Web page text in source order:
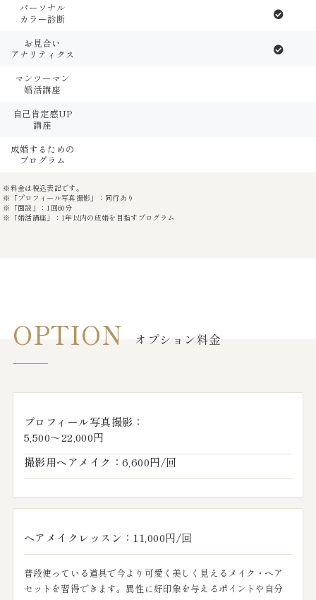
パーソナル
カラー診断
お見合い
アナリティクス
マンツーマン
婚活講座
自己肯定感UP
講座
成婚するための
プログラム
※料金は税込表記です。
※「プロフィール写真撮影」：同行あり
※「面談」：1回60分
※「婚活講座」：1年以内の成婚を目指すプログラム
OPTION オプション料金
プロフィール写真撮影：
5,500～22,000円
撮影用ヘアメイク：6,600円/回
ヘアメイクレッスン：11,000円/回
普段使っている道具で今より可愛く美しく見えるメイク・ヘア
セットを習得できます。異性に好印象を与えるポイントや自分